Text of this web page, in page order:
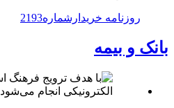
روزنامه خریدارشماره2193
بانک و بیمه